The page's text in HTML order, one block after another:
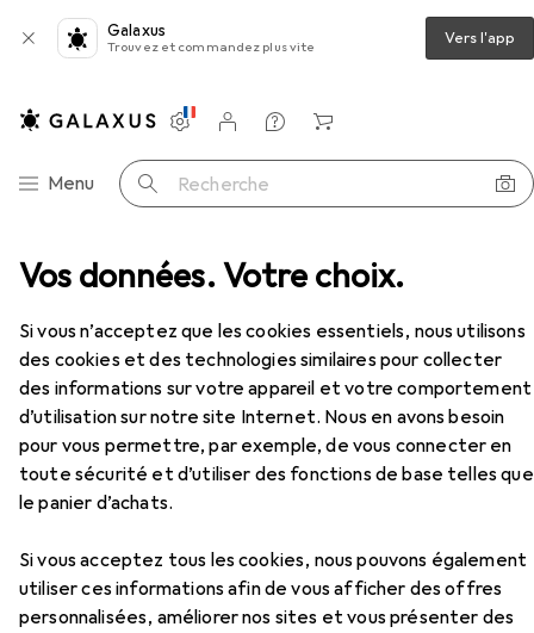
Vos données. Votre choix.
Si vous n’acceptez que les cookies essentiels, nous utilisons
des cookies et des technologies similaires pour collecter
des informations sur votre appareil et votre comportement
d’utilisation sur notre site Internet. Nous en avons besoin
pour vous permettre, par exemple, de vous connecter en
toute sécurité et d’utiliser des fonctions de base telles que
le panier d’achats.
Si vous acceptez tous les cookies, nous pouvons également
utiliser ces informations afin de vous afficher des offres
personnalisées, améliorer nos sites et vous présenter des
Galaxus
Trouvez et commandez plus vite Vers l'app
Navigation par catégorie
Menu Recherche
Paramètres
Compte client
Listes de comparaison
Listes d'envies
Panier
Masturbateur Doc Johnson Brysen - AVC - Cul
Doc JohnsonBrysen - AVC - Cul
Accessoires pour Doc Johnson
Brysen - AVC - Cul